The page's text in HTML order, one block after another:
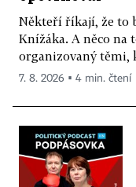
Někteří říkají, že to
Knížáka. A něco na
organizovaný těmi,
7. 8. 2026 ▪ 4 min. čtení